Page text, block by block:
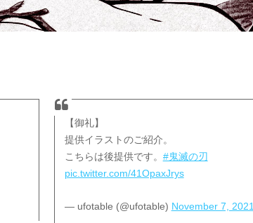
【御礼】
提供イラストのご紹介。
こちらは後提供です。 #鬼滅の刃
pic.twitter.com/41OpaxJrys
— ufotable (@ufotable) November 7, 2021